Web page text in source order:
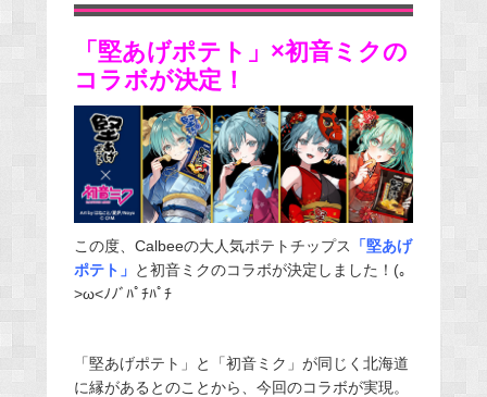
k
「堅あげポテト」×初音ミクの
コラボが決定！
この度、Calbeeの大人気ポテトチップス 「堅あげ
ポテト」 と初音ミクのコラボが決定しました！(｡
>ω<ﾉﾉﾞﾊﾟﾁﾊﾟﾁ
「堅あげポテト」と「初音ミク」が同じく北海道
に縁があるとのことから、今回のコラボが実現。